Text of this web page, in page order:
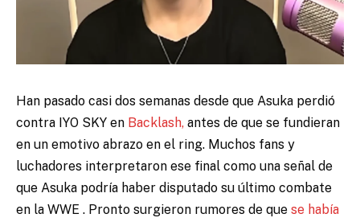
Han pasado casi dos semanas desde que Asuka perdió
contra IYO SKY en Backlash, antes de que se fundieran
en un emotivo abrazo en el ring. Muchos fans y
luchadores interpretaron ese final como una señal de
que Asuka podría haber disputado su último combate
en la WWE . Pronto surgieron rumores de que se había